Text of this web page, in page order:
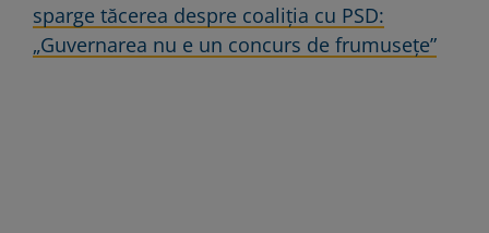
sparge tăcerea despre coaliția cu PSD:
„Guvernarea nu e un concurs de frumusețe”